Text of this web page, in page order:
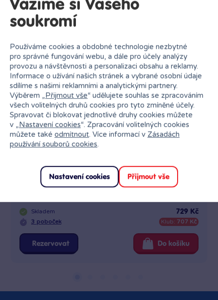
Podobné produkty
Skladem
3 poboček
729 Kč
Klub: 707 Kč
Rezervovat Do košíku
Vážíme si Vašeho
soukromí
Používáme cookies a obdobné technologie nezbytné
pro správné fungování webu, a dále pro účely analýzy
provozu a návštěvnosti a personalizaci obsahu a reklamy.
Informace o užívání našich stránek a vybrané osobní údaje
sdílíme s našimi reklamními a analytickými partnery.
Výběrem „Přijmout vše“ udělujete souhlas se zpracováním
všech volitelných druhů cookies pro tyto zmíněné účely.
Spravovat či blokovat jednotlivé druhy cookies můžete
v „Nastavení cookies“. Zpracování volitelných cookies
můžete také odmítnout. Více informací v Zásadách
používání souborů cookies.
Nastavení cookies Přijmout vše